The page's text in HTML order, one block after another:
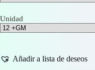
Unidad
Añadir a lista de deseos